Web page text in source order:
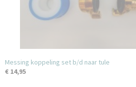
Messing koppeling set b/d naar tule
€ 14,95